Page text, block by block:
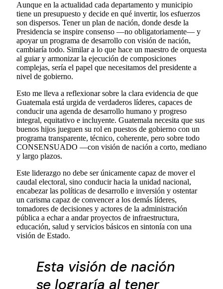
Aunque en la actualidad cada departamento y municipio
tiene un presupuesto y decide en qué invertir, los esfuerzos
son dispersos. Tener un plan de nación, donde desde la
Presidencia se inspire consenso —no obligatoriamente— y
apoyar un programa de desarrollo con visión de nación,
cambiaría todo. Similar a lo que hace un maestro de orquesta
al guiar y armonizar la ejecución de composiciones
complejas, sería el papel que necesitamos del presidente a
nivel de gobierno.
Esto me lleva a reflexionar sobre la clara evidencia de que
Guatemala está urgida de verdaderos líderes, capaces de
conducir una agenda de desarrollo humano y progreso
integral, equitativo e incluyente. Guatemala necesita que sus
buenos hijos jueguen su rol en puestos de gobierno con un
programa transparente, técnico, coherente, pero sobre todo
CONSENSUADO —con visión de nación a corto, mediano
y largo plazos.
Este liderazgo no debe ser únicamente capaz de mover el
caudal electoral, sino conducir hacia la unidad nacional,
encabezar las políticas de desarrollo e inversión y ostentar
un carisma capaz de convencer a los demás líderes,
tomadores de decisiones y actores de la administración
pública a echar a andar proyectos de infraestructura,
educación, salud y servicios básicos en sintonía con una
visión de Estado.
Esta visión de nación
se lograría al tener